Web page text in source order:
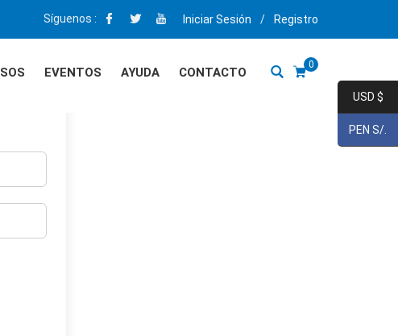
Síguenos : Iniciar Sesión / Registro
0
EVENTOS AYUDA CONTACTO
USD $
PEN S/.